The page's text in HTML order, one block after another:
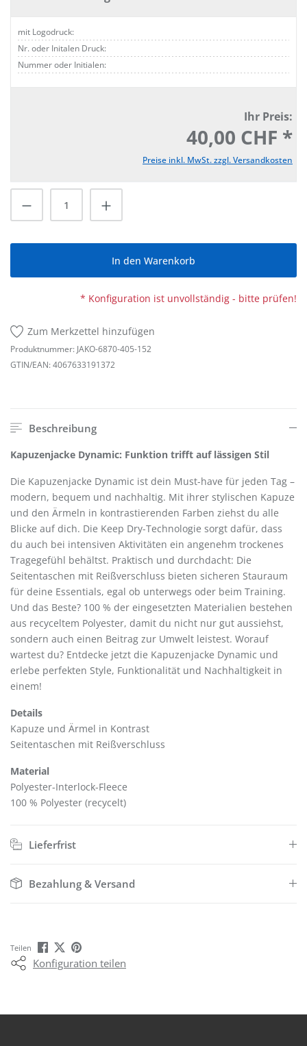
mit Logodruck:
Nr. oder Initalen Druck:
Nummer oder Initialen:
Ihr Preis:
40,00 CHF *
Preise inkl. MwSt. zzgl. Versandkosten
Produkt Anzahl: Gib den gewünschten
In den Warenkorb
* Konfiguration ist unvollständig - bitte prüfen!
Zum Merkzettel hinzufügen
Produktnummer: JAKO-6870-405-152
GTIN/EAN: 4067633191372
Beschreibung
Kapuzenjacke Dynamic: Funktion trifft auf lässigen Stil
Die Kapuzenjacke Dynamic ist dein Must-have für jeden Tag –
modern, bequem und nachhaltig. Mit ihrer stylischen Kapuze
und den Ärmeln in kontrastierenden Farben ziehst du alle
Blicke auf dich. Die Keep Dry-Technologie sorgt dafür, dass
du auch bei intensiven Aktivitäten ein angenehm trockenes
Tragegefühl behältst. Praktisch und durchdacht: Die
Seitentaschen mit Reißverschluss bieten sicheren Stauraum
für deine Essentials, egal ob unterwegs oder beim Training.
Und das Beste? 100 % der eingesetzten Materialien bestehen
aus recyceltem Polyester, damit du nicht nur gut aussiehst,
sondern auch einen Beitrag zur Umwelt leistest. Worauf
wartest du? Entdecke jetzt die Kapuzenjacke Dynamic und
erlebe perfekten Style, Funktionalität und Nachhaltigkeit in
einem!
Details
Kapuze und Ärmel in Kontrast
Seitentaschen mit Reißverschluss
Material
Polyester-Interlock-Fleece
100 % Polyester (recycelt)
Lieferfrist
Bezahlung & Versand
Teilen
Konfiguration teilen